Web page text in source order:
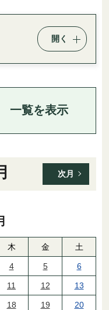
開く
一覧を表示
次月
木 金 土
4 5 6
11 12 13
18 19 20